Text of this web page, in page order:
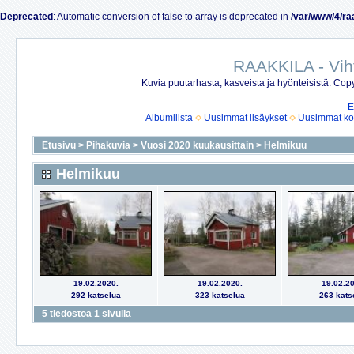
Deprecated : Automatic conversion of false to array is deprecated in /var/www/4/
RAAKKILA -
Kuvia puutarhasta, kasveista ja hyönteisistä.
Albumilista
Uusimmat lisäykset Uusimmat
Etusivu > Pihakuvia > Vuosi 2020 kuukausittain > Helmikuu
Helmikuu
19.02.2020.
292 katselua
19.02.2020.
323 katselua
263
5 tiedostoa 1 sivulla